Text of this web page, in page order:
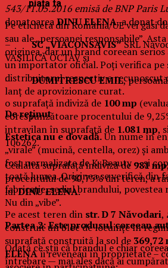
543/11.05.2016 emisă de BNP Paris
donatoareaDINU ELENA, a donat
–SC „VIACONSAVIS”SRL
VASILICĂ OCTAV și
–DUMITRESCU EMIL,
o suprafață indiviză de 100 mp
corespunzătoare procentului de
intravilan în suprafață de 1.081 mp,
106262.
Cealaltă suprafață indiviză de981 mp
procentului de 90,75% din teren, a
luiDINU ELENA.
Pe acest teren din str. D 7 Năvodari,
construit un bloc de locuințe în
suprafață construită la sol de 369,72
ELENAîi reveneau în proprietate –
piața ta
Pe eticheta din România/UE vei găsi
sau ale „persoanei responsabile”.
originea, dar un brand coreean
un importator oficial. Poți verifica pe
distribuitorul respectiv e recunoscut
lanț de aprovizionare curat.
De reținut
Estetica nu e dovadă.Un nume în
„virale” (mucină, centella, orez) și
fost normalizate de K-Beauty — și
toată lumea. Originea se verifică din
fabricație, sediul brandului, povestea
Nu din „vibe”.
Partea 2: Este produsul coreean
Odată ce știi că brandul e chiar
întrebare — mai ales dacă ai